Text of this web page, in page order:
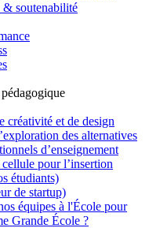
& soutenabilité
créativité et de design
des alternatives
d’enseignement
pour l’insertion
étudiants)
de startup)
équipes à l'École pour
Grande École ?